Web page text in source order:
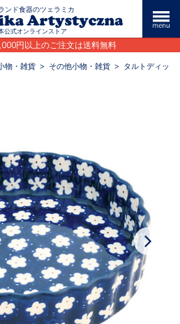
ンド食器のツェラミカ
公式オンラインストア
円以上のご注文は送料無料
物・雑貨 > その他小物・雑貨 > タルトディッ